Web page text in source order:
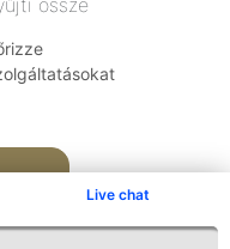
Live chat
össze